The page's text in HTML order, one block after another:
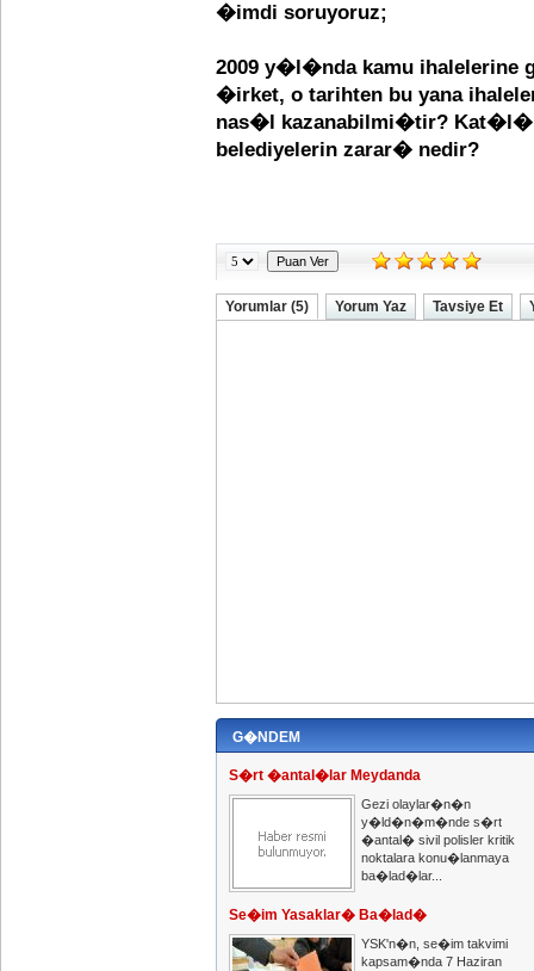
�imdi soruyoruz;
2009 y�l�nda kamu
�irket, o tarihten bu yana
nas�l kazanabilmi�tir?
belediyelerin zarar� nedir?
Yorumlar (5) Yorum Yaz Tavsiye Et
G�NDEM
S�rt �antal�lar Meydanda
Gezi olaylar�n�n
y�ld�n�m�nde s�rt
�antal� sivil polisler kritik
noktalara konu�lanmaya
ba�lad�lar...
Se�im Yasaklar� Ba�lad�
YSK'n�n, se�im takvimi
kapsam�nda 7 Haziran